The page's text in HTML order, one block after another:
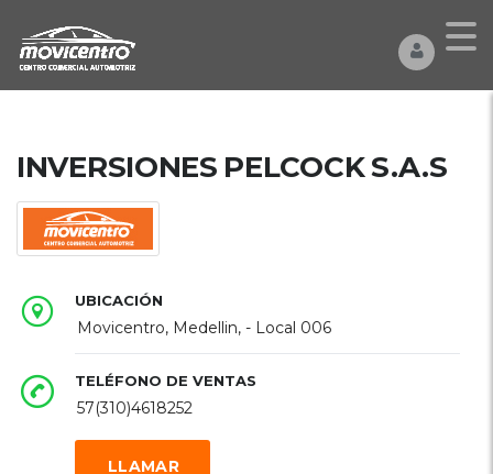
INVERSIONES PELCOCK S.A.S
UBICACIÓN
Movicentro, Medellin, - Local 006
TELÉFONO DE VENTAS
57(310)4618252
LLAMAR